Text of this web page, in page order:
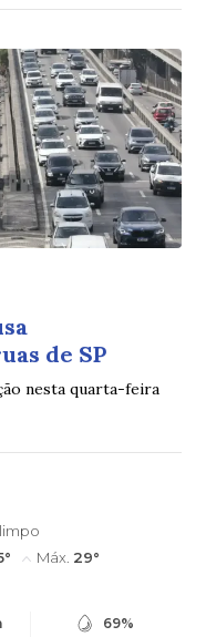
de SP
nesta quarta-feira
Máx. 29°
69%